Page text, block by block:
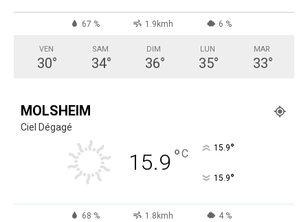
67 % 1.9kmh 6 %
VEN
30°
SAM
34°
DIM
36°
LUN
35°
MAR
33°
MOLSHEIM
Ciel Dégagé
15.9 °C 15.9°
15.9°
68 % 1.8kmh 4 %